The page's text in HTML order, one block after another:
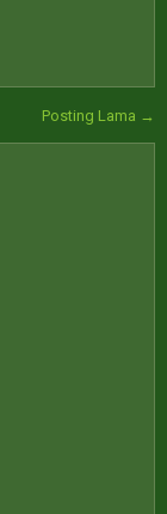
Posting Lama →